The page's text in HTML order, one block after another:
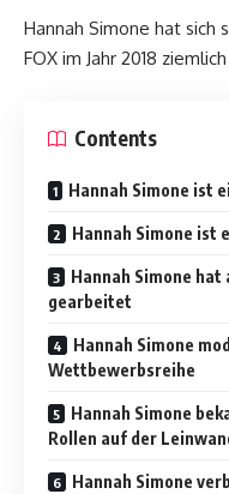
Hannah Simone hat sich
FOX im Jahr 2018
Contents
Hannah Simone ist
Hannah Simone ist
Hannah Simone
gearbeitet
Hannah Simone
Wettbewerbsreihe
Hannah Simone
Rollen auf der
Hannah Simone